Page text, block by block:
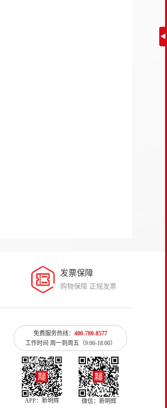
◀
发票保障
购物保障 正规发票
免费服务热线： 400-780-8577
工作时间 周一到周五（9:00-18:00）
APP：新明辉 微信：新明辉